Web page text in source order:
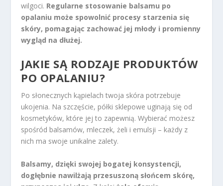
wilgoci. Regularne stosowanie balsamu po
opalaniu może spowolnić procesy starzenia się
skóry, pomagając zachować jej młody i promienny
wygląd na dłużej.
JAKIE SĄ RODZAJE PRODUKTÓW
PO OPALANIU?
Po słonecznych kąpielach twoja skóra potrzebuje
ukojenia. Na szczęście, półki sklepowe uginają się od
kosmetyków, które jej to zapewnią. Wybierać możesz
spośród balsamów, mleczek, żeli i emulsji – każdy z
nich ma swoje unikalne zalety.
Balsamy, dzięki swojej bogatej konsystencji,
dogłębnie nawilżają przesuszoną słońcem skórę,